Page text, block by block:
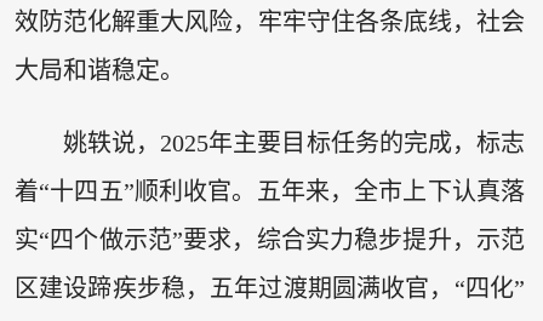
效防范化解重大风险，牢牢守住各条底线，社会
大局和谐稳定。
姚轶说，2025年主要目标任务的完成，标志
着“十四五”顺利收官。五年来，全市上下认真落
实“四个做示范”要求，综合实力稳步提升，示范
区建设蹄疾步稳，五年过渡期圆满收官，“四化”